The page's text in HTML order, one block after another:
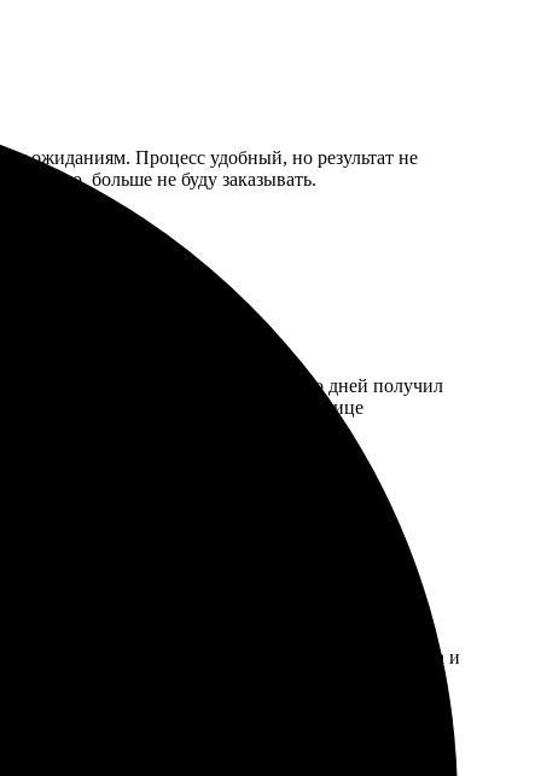
ожиданиям. Процесс удобный, но результат не
Думаю, больше не буду заказывать.
загрузил файл. Через несколько дней получил
отвечали на вопросы. Улыбка на лице
понятный, быстро загрузила изображение.
цвета и четкость. Удовольствие от результата и